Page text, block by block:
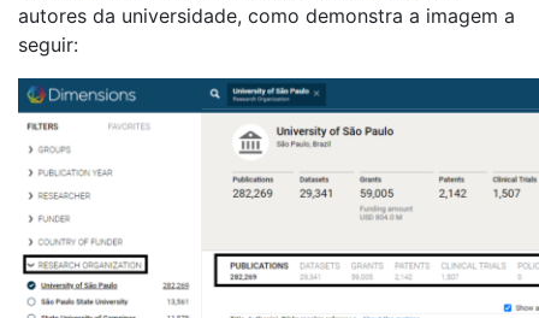
autores da universidade, como demonstra a imagem a
seguir: